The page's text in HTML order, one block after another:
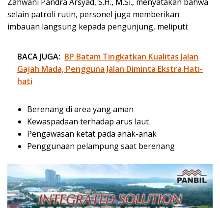
Zahwani Pandra Arsyad, S.H., M.Si., menyatakan bahwa
selain patroli rutin, personel juga memberikan
imbauan langsung kepada pengunjung, meliputi:
BACA JUGA: BP Batam Tingkatkan Kualitas Jalan
Gajah Mada, Pengguna Jalan Diminta Ekstra Hati-
hati
Berenang di area yang aman
Kewaspadaan terhadap arus laut
Pengawasan ketat pada anak-anak
Penggunaan pelampung saat berenang